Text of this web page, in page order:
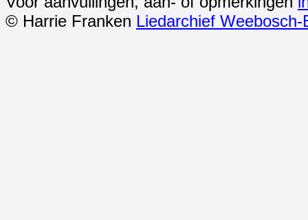
© Harrie Franken Liedarchief Weebosch-